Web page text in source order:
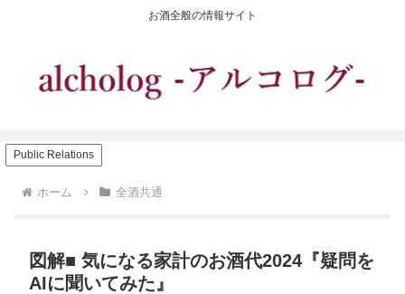
お酒全般の情報サイト
Public Relations
ホーム 全酒共通
図解■ 気になる家計のお酒代2024『疑問を
AIに聞いてみた』